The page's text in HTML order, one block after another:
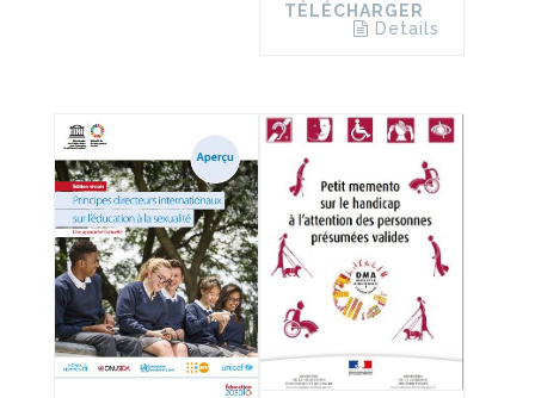
TÉLÉCHARGER
Details